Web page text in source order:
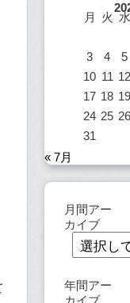
月 火 水
3
4 5
10 11 12
17 18 19
24 25 26
31
« 7月
月間アー
カイブ
年間アー
カイブ